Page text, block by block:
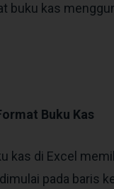
buku kas
Buku Kas
kas di Excel
pada baris